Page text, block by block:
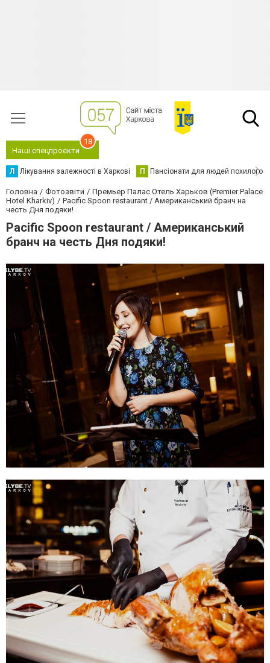
Наші спецпроєкти
18
Л Лікування залежності в Харкові П Пансіонати для людей похилого
Головна Фотозвіти
Премьер Палас Отель Харьков (Premier Palace
Hotel Kharkiv)
Pacific Spoon restaurant / Американський бранч на
честь Дня подяки!
Pacific Spoon restaurant / Американський
бранч на честь Дня подяки!